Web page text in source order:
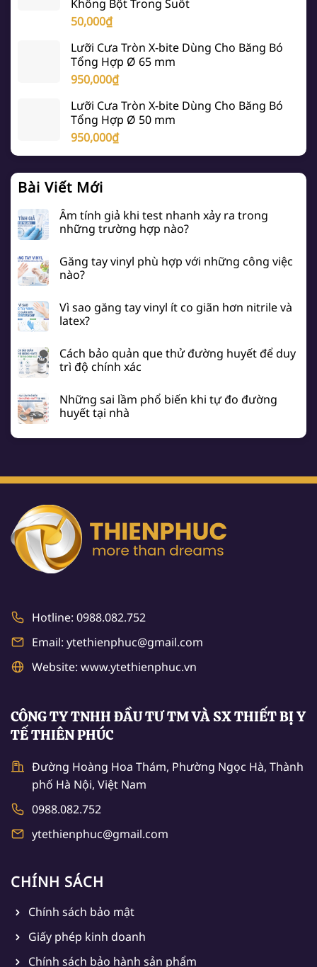
Không Bột Trong Suốt
50,000₫
Lưỡi Cưa Tròn X-bite Dùng Cho Băng Bó
Tổng Hợp Ø 65 mm
950,000₫
Lưỡi Cưa Tròn X-bite Dùng Cho Băng Bó
Tổng Hợp Ø 50 mm
950,000₫
Bài Viết Mới
Âm tính giả khi test nhanh xảy ra trong
những trường hợp nào?
Găng tay vinyl phù hợp với những công việc
nào?
Vì sao găng tay vinyl ít co giãn hơn nitrile và
latex?
Cách bảo quản que thử đường huyết để duy
trì độ chính xác
Những sai lầm phổ biến khi tự đo đường
huyết tại nhà
Hotline: 0988.082.752
Email: ytethienphuc@gmail.com
Website: www.ytethienphuc.vn
CÔNG TY TNHH ĐẦU TƯ TM VÀ SX THIẾT BỊ Y
TẾ THIÊN PHÚC
Đường Hoàng Hoa Thám, Phường Ngọc Hà, Thành
phố Hà Nội, Việt Nam
0988.082.752
ytethienphuc@gmail.com
CHÍNH SÁCH
Chính sách bảo mật
Giấy phép kinh doanh
Chính sách bảo hành sản phẩm